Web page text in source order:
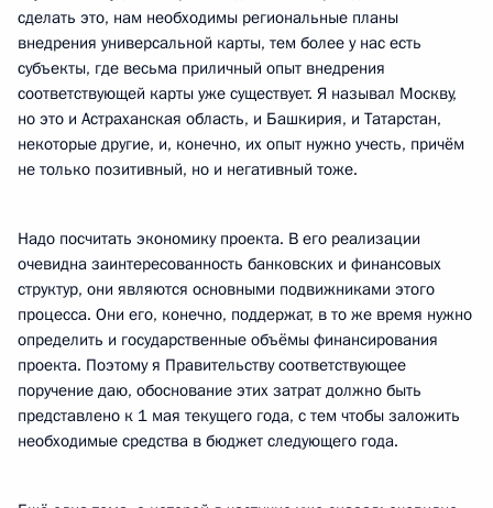
сделать это, нам необходимы региональные планы
внедрения универсальной карты, тем более у нас есть
субъекты, где весьма приличный опыт внедрения
соответствующей карты уже существует. Я называл Москву,
но это и Астраханская область, и Башкирия, и Татарстан,
некоторые другие, и, конечно, их опыт нужно учесть, причём
не только позитивный, но и негативный тоже.
Надо посчитать экономику проекта. В его реализации
очевидна заинтересованность банковских и финансовых
структур, они являются основными подвижниками этого
процесса. Они его, конечно, поддержат, в то же время нужно
определить и государственные объёмы финансирования
проекта. Поэтому я Правительству соответствующее
поручение даю, обоснование этих затрат должно быть
представлено к 1 мая текущего года, с тем чтобы заложить
необходимые средства в бюджет следующего года.